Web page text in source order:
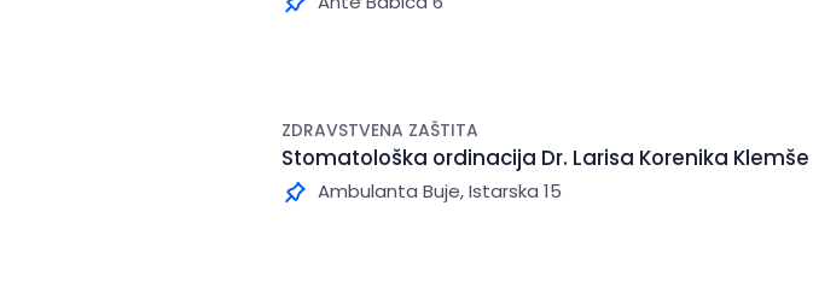
ZDRAVSTVENA ZAŠTITA
Stomatološka ordinacija Dr. Larisa Korenika Klemše
Ambulanta Buje, Istarska 15